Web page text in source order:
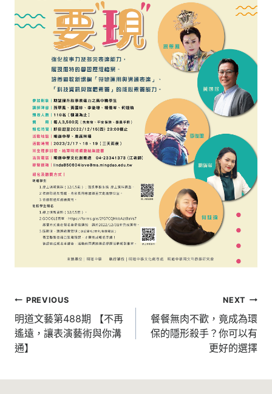
文
章
導
PREVIOUS
明道文藝第488期 【不再
遙遠，讓表演藝術與你溝
通】
NEXT
餐餐無肉不歡，竟成為環
保的隱形殺手？你可以有
更好的選擇